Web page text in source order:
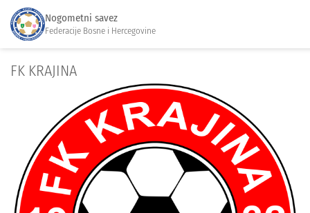
Nogometni savez
Federacije Bosne i Hercegovine
FK KRAJINA